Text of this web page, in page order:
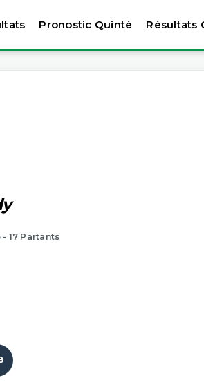
Pronostic Quinté Résultats
17 Partants